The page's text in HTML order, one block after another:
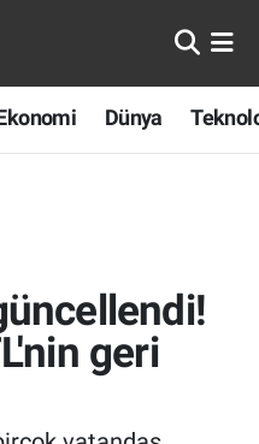
Dünya
geri
ve Fikstür